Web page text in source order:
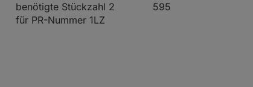
benötigte Stückzahl 2
für PR-Nummer 1LZ
595